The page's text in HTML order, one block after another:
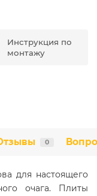
Инструкция по
монтажу
0
для настоящего
очага. Плиты